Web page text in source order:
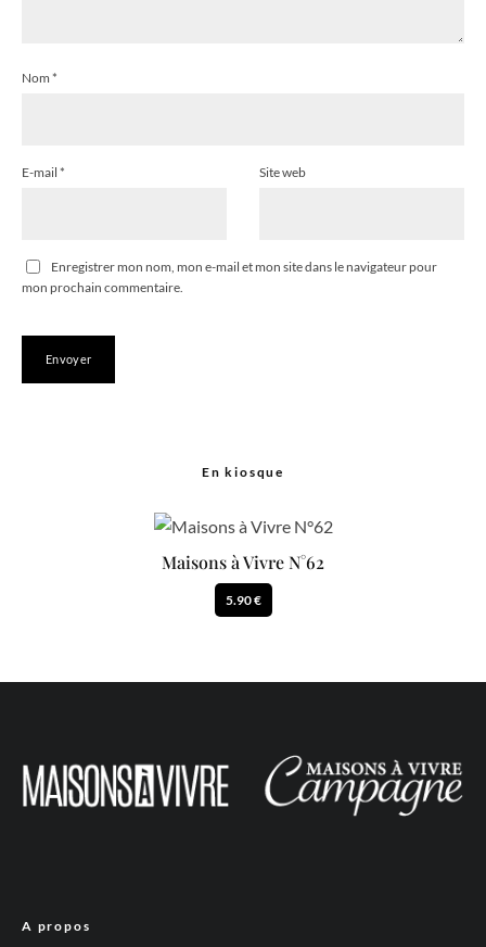
Nom *
E-mail * Site web
Enregistrer mon nom, mon e-mail et mon site dans le navigateur pour
mon prochain commentaire.
En kiosque
Maisons à Vivre N°62
5.90 €
A propos